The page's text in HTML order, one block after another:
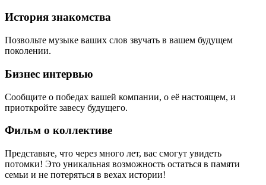
История знакомства
Позвольте музыке ваших слов звучать в вашем будущем
поколении.
Бизнес интервью
Сообщите о победах вашей компании, о её настоящем, и
приоткройте завесу будущего.
Фильм о коллективе
Представьте, что через много лет, вас смогут увидеть
потомки! Это уникальная возможность остаться в памяти
семьи и не потеряться в вехах истории!